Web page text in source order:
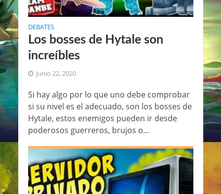
DEBATES
Los bosses de Hytale son
increíbles
junio 22, 2020
Si hay algo por lo que uno debe comprobar
si su nivel es el adecuado, son los bosses de
Hytale, estos enemigos pueden ir desde
poderosos guerreros, brujos o...